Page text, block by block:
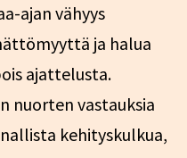
ajan vähyys
ja halua
ajattelusta.
nuorten vastauksia
kehityskulkua,